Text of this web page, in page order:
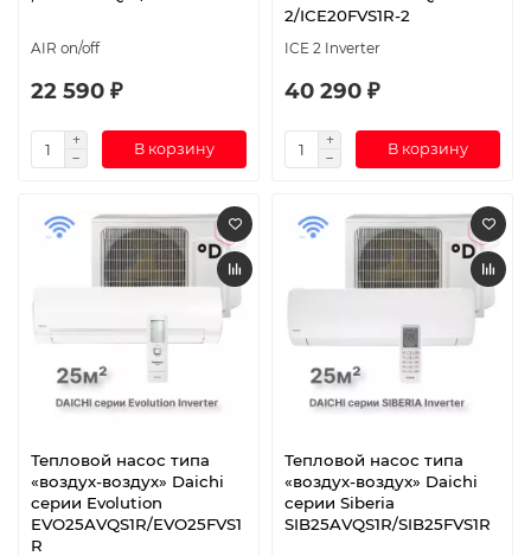
AIR on/off
22 590 ₽
В корзину
2/ICE20FVS1R-2
ICE 2 Inverter
40 290 ₽
В корзину
Тепловой насос типа
«воздух-воздух» Daichi
серии Evolution
EVO25AVQS1R/EVO25FVS1
R
Тепловой насос типа
«воздух-воздух» Daichi
серии Siberia
SIB25AVQS1R/SIB25FVS1R